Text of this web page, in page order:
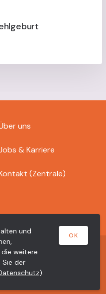
uns
& Karriere
(Zentrale)
AG
und
weitere
Sie der
).
OK